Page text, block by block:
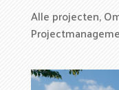
Alle projecten,